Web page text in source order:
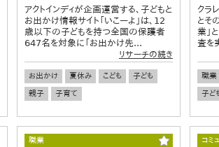
アクトインディが企画運営する、子どもと
お出かけ情報サイト「いこーよ」は、12
歳以下の子どもを持つ全国の保護者
647名を対象に「お出かけ先...
リサーチの続き
お出かけ 夏休み こども
子ども
親子
子育て
クラ
とそ
業」
査を
職業
子ど
職業 コミ